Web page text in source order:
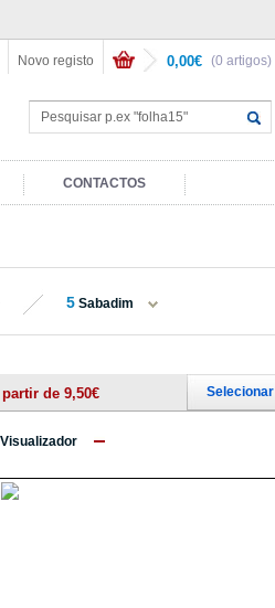
(0 artigos)
0,00€
Novo registo
CONTACTOS
5 Sabadim
partir de 9,50€ Selecionar
Visualizador